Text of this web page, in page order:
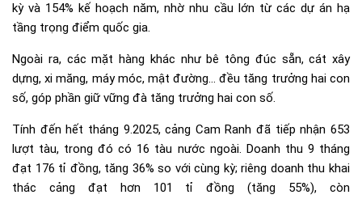
kỳ và 154% kế hoạch năm, nhờ nhu cầu lớn từ các dự án hạ
tầng trọng điểm quốc gia.
Ngoài ra, các mặt hàng khác như bê tông đúc sẵn, cát xây
dựng, xi măng, máy móc, mật đường… đều tăng trưởng hai con
số, góp phần giữ vững đà tăng trưởng hai con số.
Tính đến hết tháng 9.2025, cảng Cam Ranh đã tiếp nhận 653
lượt tàu, trong đó có 16 tàu nước ngoài. Doanh thu 9 tháng
đạt 176 tỉ đồng, tăng 36% so với cùng kỳ; riêng doanh thu khai
thác cảng đạt hơn 101 tỉ đồng (tăng 55%), còn